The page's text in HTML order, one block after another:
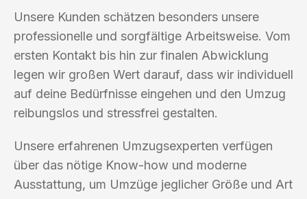
Unsere Kunden schätzen besonders unsere
professionelle und sorgfältige Arbeitsweise. Vom
ersten Kontakt bis hin zur finalen Abwicklung
legen wir großen Wert darauf, dass wir individuell
auf deine Bedürfnisse eingehen und den Umzug
reibungslos und stressfrei gestalten.
Unsere erfahrenen Umzugsexperten verfügen
über das nötige Know-how und moderne
Ausstattung, um Umzüge jeglicher Größe und Art